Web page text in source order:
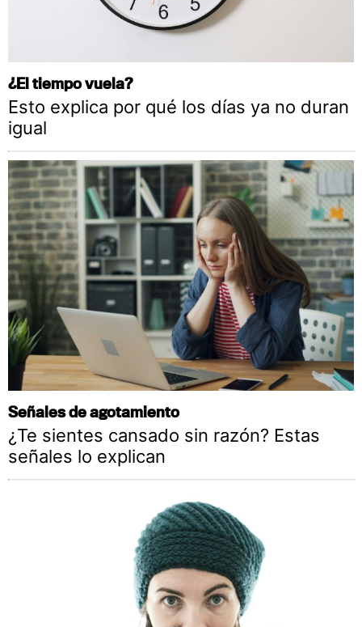
¿El tiempo vuela?
Esto explica por qué los días ya no duran
igual
Señales de agotamiento
¿Te sientes cansado sin razón? Estas
señales lo explican